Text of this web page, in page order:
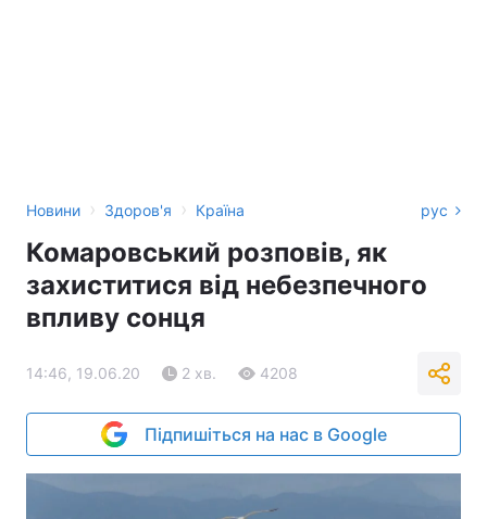
Новини › Здоров'я › Країна рус
Комаровський розповів, як
захиститися від небезпечного
впливу сонця
14:46, 19.06.20 2 хв. 4208
Підпишіться на нас в Google